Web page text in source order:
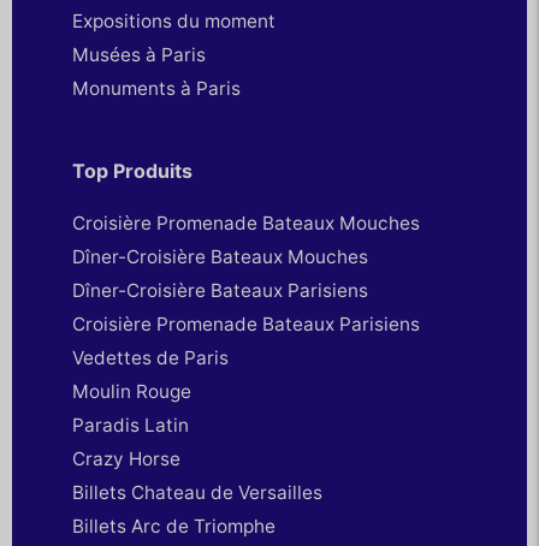
Expositions du moment
Musées à Paris
Monuments à Paris
Top Produits
Croisière Promenade Bateaux Mouches
Dîner-Croisière Bateaux Mouches
Dîner-Croisière Bateaux Parisiens
Croisière Promenade Bateaux Parisiens
Vedettes de Paris
Moulin Rouge
Paradis Latin
Crazy Horse
Billets Chateau de Versailles
Billets Arc de Triomphe